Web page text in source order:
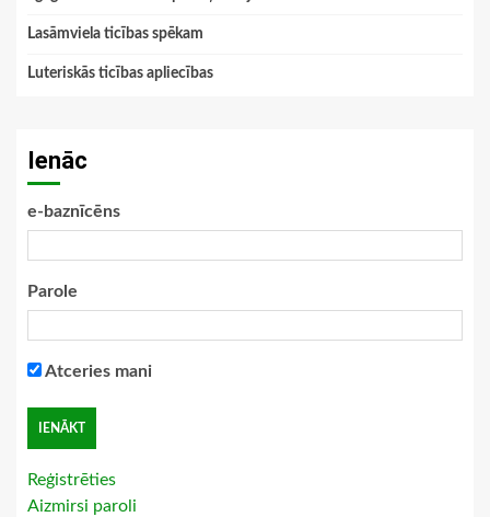
Lasāmviela ticības spēkam
Luteriskās ticības apliecības
Ienāc
e-baznīcēns
Parole
Atceries mani
Reģistrēties
Aizmirsi paroli